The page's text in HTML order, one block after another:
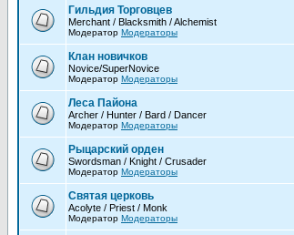
Гильдия Торговцев
Merchant / Blacksmith / Alchemist
Модератор Модераторы
Клан новичков
Novice/SuperNovice
Модератор Модераторы
Леса Пайона
Archer / Hunter / Bard / Dancer
Модератор Модераторы
Рыцарский орден
Swordsman / Knight / Crusader
Модератор Модераторы
Святая церковь
Acolyte / Priest / Monk
Модератор Модераторы